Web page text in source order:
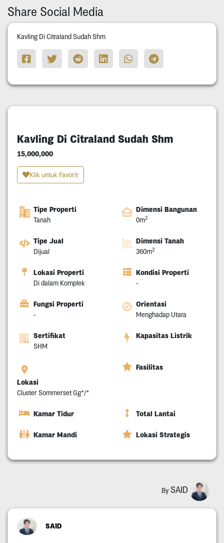
Share Social Media
Kavling Di Citraland Sudah Shm
Kavling Di Citraland Sudah Shm
15,000,000
Klik untuk Favorit
Tipe Properti
Tanah
Dimensi Bangunan
0m2
Tipe Jual
Dijual
Dimensi Tanah
360m2
Lokasi Properti
Di dalam Komplek
Kondisi Properti
-
Fungsi Properti
-
Orientasi
Menghadap Utara
Sertifikat
SHM
Kapasitas Listrik
Lokasi
Cluster Sommerset Gg*/*
Fasilitas
Kamar Tidur Total Lantai
Kamar Mandi Lokasi Strategis
By SAID
SAID